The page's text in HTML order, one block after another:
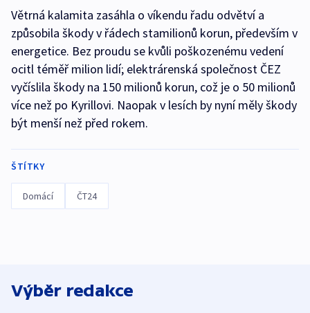
Větrná kalamita zasáhla o víkendu řadu odvětví a
způsobila škody v řádech stamilionů korun, především v
energetice. Bez proudu se kvůli poškozenému vedení
ocitl téměř milion lidí; elektrárenská společnost ČEZ
vyčíslila škody na 150 milionů korun, což je o 50 milionů
více než po Kyrillovi. Naopak v lesích by nyní měly škody
být menší než před rokem.
ŠTÍTKY
Domácí ČT24
Výběr redakce